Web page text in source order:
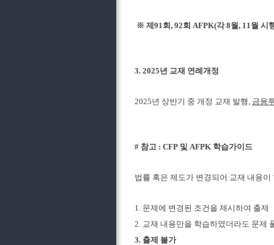
※ 제91회, 92회 AFPK(각 8월, 11월 시
3. 2025년 교재 연례개정
2025년 상반기 중 개정 교재 발행, 금융
# 참고 : CFP 및 AFPK 학습가이드
법률 혹은 제도가 변경되어 교재 내용
1. 문제에 변경된 조건을 제시하여 출제
2. 교재 내용만을 학습하였더라도 문제
3. 출제 불가